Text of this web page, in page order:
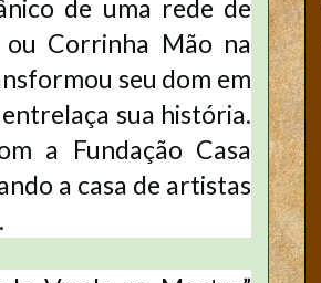
de uma rede de
Corrinha Mão na
seu dom em
sua história.
a Fundação Casa
a casa de artistas